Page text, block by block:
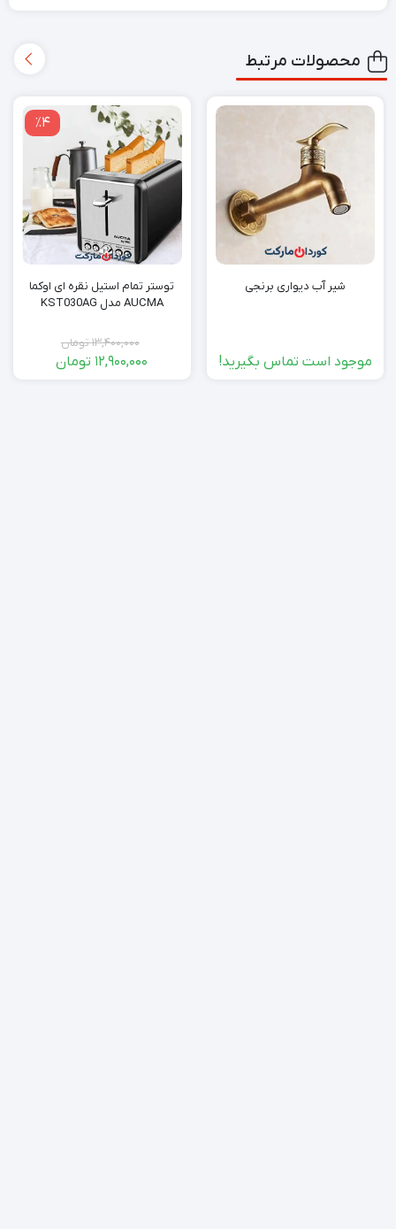
محصولات مرتبط
شیر آب دیواری برنجی
موجود است تماس بگیرید!
٪4
توستر تمام استیل نقره ای اوکما
AUCMA مدل KST030AG
13,400,000تومان
12,900,000 تومان